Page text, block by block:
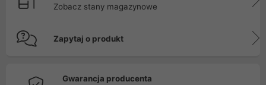
Zobacz stany magazynowe
Zapytaj o produkt
Gwarancja producenta